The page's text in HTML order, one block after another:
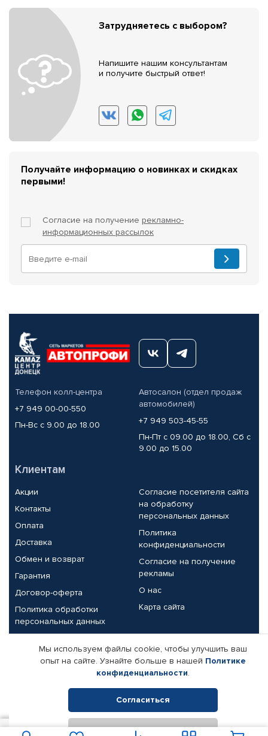
Затрудняетесь с выбором?
Напишите нашим консультантам
и получите быстрый ответ!
Получайте информацию о новинках и скидках
первыми!
Согласие на получение рекламно-
информационных рассылок
Телефон колл-центра
+7 949 00-00-550
Пн-Вс с 9.00 до 18.00
Автосалон (отдел продаж
автомобилей)
+7 949 503-45-55
Пн-Пт с 09.00 до 18.00, Сб с
9.00 до 15.00
Клиентам
Акции
Контакты
Оплата
Доставка
Обмен и возврат
Гарантия
Договор-оферта
Политика обработки
персональных данных
Согласие посетителя сайта
на обработку
персональных данных
Политика
конфиденциальности
Согласие на получение
рекламы
О нас
Карта сайта
Партнерам
Корпоративным клиентам
Поставщикам
Реквизиты компании
© КАМАЗ ЦЕНТР ДОНЕЦК, 2015-2026. Все права защищены.
Мы используем файлы cookie, чтобы улучшить ваш
опыт на сайте. Узнайте больше в нашей Политике
конфиденциальности.
Согласиться
Отклонить